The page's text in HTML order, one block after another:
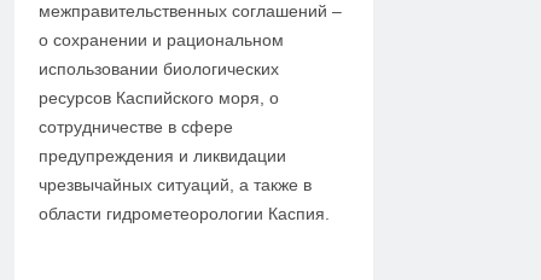
межправительственных соглашений –
о сохранении и рациональном
использовании биологических
ресурсов Каспийского моря, о
сотрудничестве в сфере
предупреждения и ликвидации
чрезвычайных ситуаций, а также в
области гидрометеорологии Каспия.